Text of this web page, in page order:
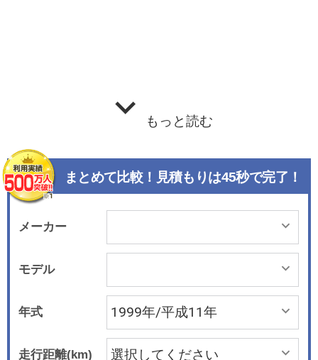
もっと読む
まとめて比較！見積もりは45秒で完了！
メーカー
モデル
年式
走行距離(km)